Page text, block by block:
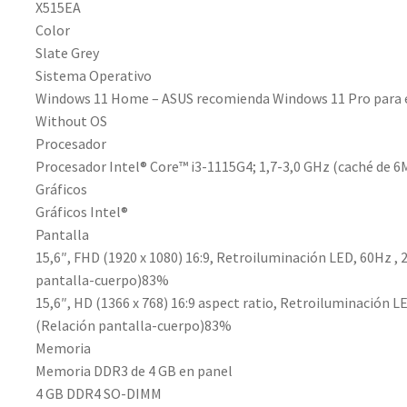
X515EA
Color
Slate Grey
Sistema Operativo
Windows 11 Home – ASUS recomienda Windows 11 Pro para
Without OS
Procesador
Procesador Intel® Core™ i3-1115G4; 1,7-3,0 GHz (caché de
Gráficos
Gráficos Intel®
Pantalla
15,6″, FHD (1920 x 1080) 16:9, Retroiluminación LED,
pantalla-cuerpo)83%
15,6″, HD (1366 x 768) 16:9 aspect ratio, Retroiluminación
(Relación pantalla-cuerpo)83%
Memoria
Memoria DDR3 de 4 GB en panel
4 GB DDR4 SO-DIMM